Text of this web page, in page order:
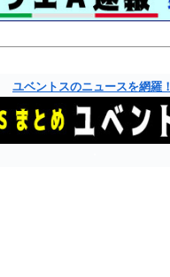
ユベントスのニュースを網羅！